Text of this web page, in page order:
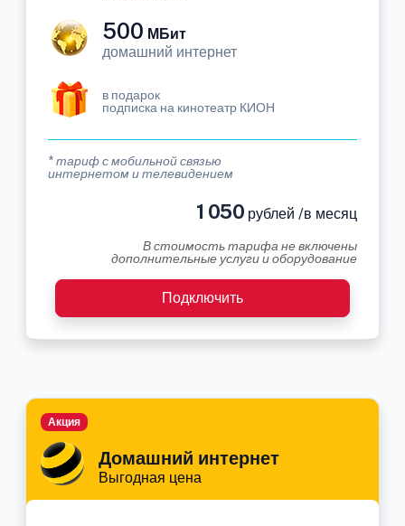
500 МБит
домашний интернет
в подарок
подписка на кинотеатр КИОН
* тариф с мобильной связью
интернетом и телевидением
1 050 рублей /в месяц
В стоимость тарифа не включены
дополнительные услуги и оборудование
Подключить
Домашний интернет
Выгодная цена
Акция